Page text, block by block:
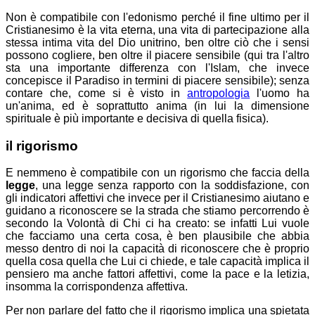
Non è compatibile con l'edonismo perché il fine ultimo per il
Cristianesimo è la vita eterna, una vita di partecipazione alla
stessa intima vita del Dio unitrino, ben oltre ciò che i sensi
possono cogliere, ben oltre il piacere sensibile (qui tra l'altro
sta una importante differenza con l'Islam, che invece
concepisce il Paradiso in termini di piacere sensibile); senza
contare che, come si è visto inantropologia l'uomo ha
un'anima, ed è soprattutto anima (in lui la dimensione
spirituale è più importante e decisiva di quella fisica).
il rigorismo
E nemmeno è compatibile con un rigorismo che faccia della
legge, una legge senza rapporto con la soddisfazione, con
gli indicatori affettivi che invece per il Cristianesimo aiutano e
guidano a riconoscere se la strada che stiamo percorrendo è
secondo la Volontà di Chi ci ha creato: se infatti Lui vuole
che facciamo una certa cosa, è ben plausibile che abbia
messo dentro di noi la capacità di riconoscere che è proprio
quella cosa quella che Lui ci chiede, e tale capacità implica il
pensiero ma anche fattori affettivi, come la pace e la letizia,
insomma la corrispondenza affettiva.
Per non parlare del fatto che il rigorismo implica una spietata